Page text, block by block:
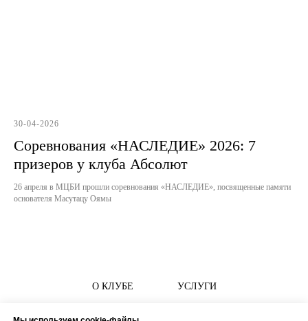
30-04-2026
Соревнования «НАСЛЕДИЕ» 2026: 7
призеров у клуба Абсолют
26 апреля в МЦБИ прошли соревнования «НАСЛЕДИЕ», посвященные памяти
основателя Масутацу Оямы
О КЛУБЕ УСЛУГИ